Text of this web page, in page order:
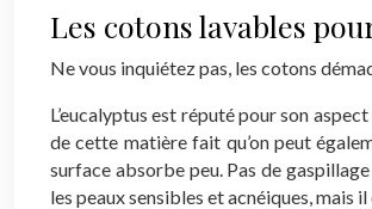
Les cotons lavables
Ne vous inquiétez pas, les cotons
L’eucalyptus est réputé pour son
de cette matière fait qu’on peut
surface absorbe peu. Pas de
les peaux sensibles et acnéiques, mais